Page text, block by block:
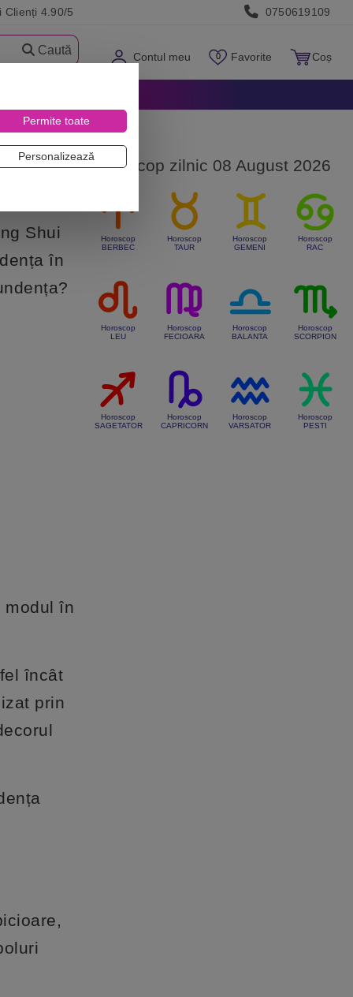
Clienți 4.90/5 0750619109
Contul meu Favorite Coș
Caută
Shui
în
modul în
încât
prin
Horoscop zilnic 08 August 2026
Horoscop
BERBEC
Horoscop
TAUR
Horoscop
GEMENI
Horoscop
RAC
Horoscop
LEU
Horoscop
FECIOARA
Horoscop
BALANTA
Horoscop
SCORPION
Horoscop
SAGETATOR
Horoscop
CAPRICORN
Horoscop
VARSATOR
Horoscop
PESTI
Permite toate
Personalizează